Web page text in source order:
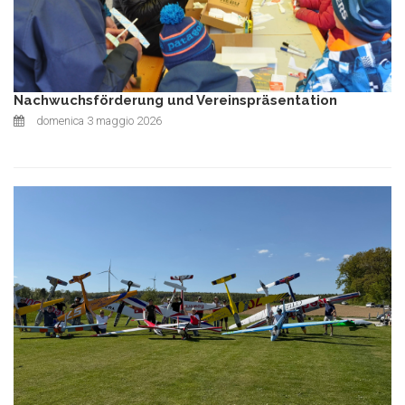
Nachwuchsförderung und Vereinspräsentation
domenica 3 maggio 2026